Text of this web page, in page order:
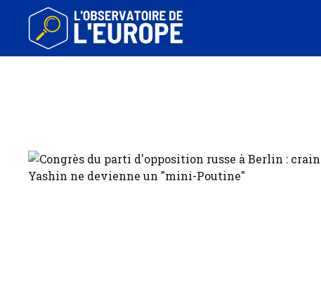
contenu